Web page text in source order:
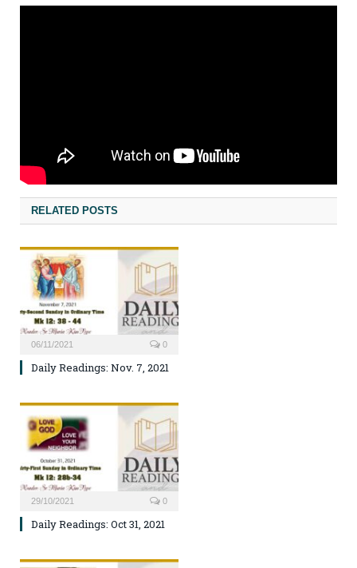
RELATED POSTS
06/11/2021 0
Daily Readings: Nov. 7, 2021
29/10/2021 0
Daily Readings: Oct 31, 2021